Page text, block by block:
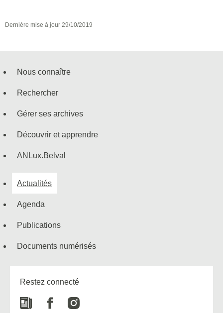
Dernière mise à jour 29/10/2019
Menu
de
navigation
Nous connaître
Rechercher
Gérer ses archives
Découvrir et apprendre
ANLux.Belval
Actualités
Agenda
Publications
Documents numérisés
Restez connecté
NewspaperFacebook